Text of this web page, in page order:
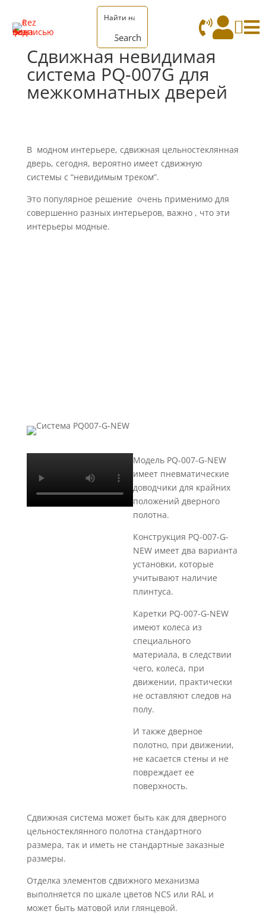
Search

Сдвижная невидимая
система PQ-007G для
межкомнатных дверей
В модном интерьере, сдвижная цельностеклянная
дверь, сегодня, вероятно имеет сдвижную
системы с “невидимым треком”.
Это популярное решение очень применимо для
совершенно разных интерьеров, важно , что эти
интерьеры модные.
Модель PQ-007-G-NEW
имеет пневматические
доводчики для крайних
положений дверного
полотна.
Конструкция PQ-007-G-
NEW имеет два варианта
установки, которые
учитывают наличие
плинтуса.
Каретки PQ-007-G-NEW
имеют колеса из
специального
материала, в следствии
чего, колеса, при
движении, практически
не оставляют следов на
полу.
И также дверное
полотно, при движении,
не касается стены и не
повреждает ее
поверхность.
Сдвижная система может быть как для дверного
цельностеклянного полотна стандартного
размера, так и иметь не стандартные заказные
размеры.
Отделка элементов сдвижного механизма
выполняется по шкале цветов NCS или RAL и
может быть матовой или глянцевой.